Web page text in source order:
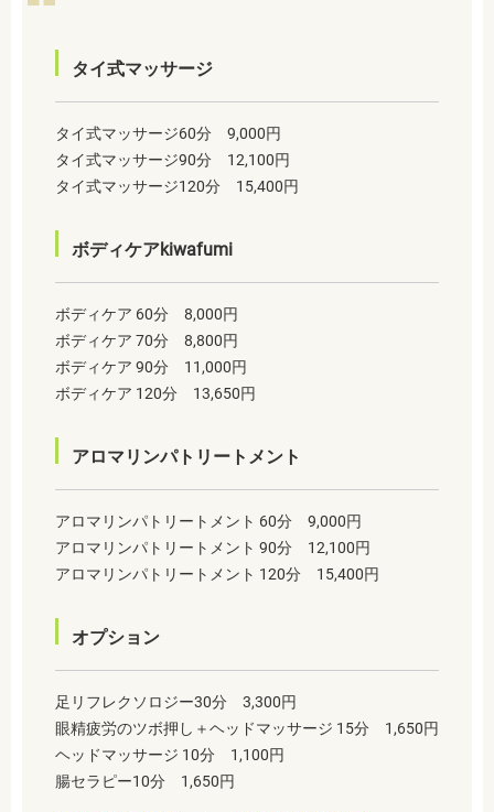
タイ式マッサージ
タイ式マッサージ60分 9,000円
タイ式マッサージ90分 12,100円
タイ式マッサージ120分 15,400円
ボディケアkiwafumi
ボディケア 60分 8,000円
ボディケア 70分 8,800円
ボディケア 90分 11,000円
ボディケア 120分 13,650円
アロマリンパトリートメント
アロマリンパトリートメント 60分 9,000円
アロマリンパトリートメント 90分 12,100円
アロマリンパトリートメント 120分 15,400円
オプション
足リフレクソロジー30分 3,300円
眼精疲労のツボ押し＋ヘッドマッサージ 15分 1,650円
ヘッドマッサージ 10分 1,100円
腸セラピー10分 1,650円